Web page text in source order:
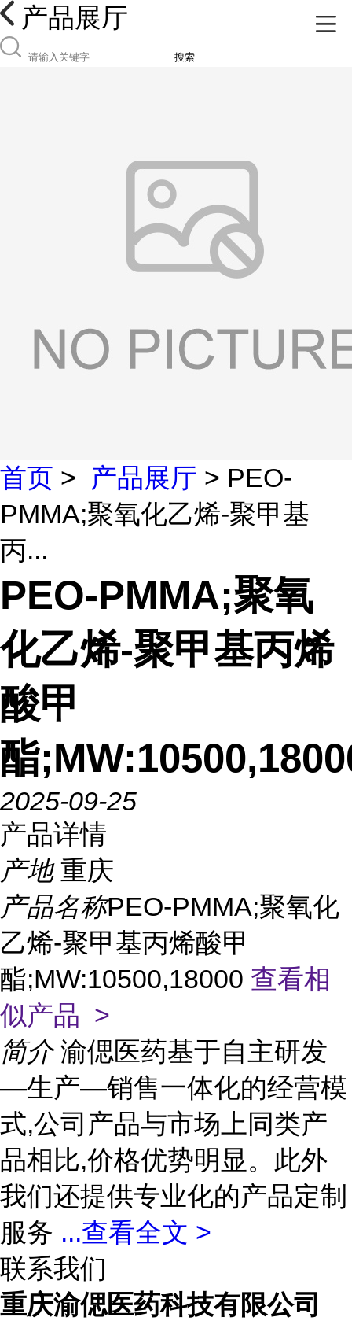
产品展厅
搜索
首页 > 产品展厅 > PEO-
PMMA;聚氧化乙烯-聚甲基
丙...
PEO-PMMA;聚氧
化乙烯-聚甲基丙烯
酸甲
酯
2025-09-25
产品详情
产地 重庆
产品名称PEO-PMMA;聚氧化
乙烯-聚甲基丙烯酸甲
酯;MW:10500,18000 查看相
似产品 >
简介 渝偲医药基于自主研发
—生产—销售一体化的经营模
式,公司产品与市场上同类产
品相比,价格优势明显。此外
我们还提供专业化的产品定制
服务 ...查看全文 >
联系我们
重庆渝偲医药科技有限公司